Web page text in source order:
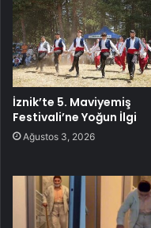
İznik’te 5. Maviyemiş
Festivali’ne Yoğun İlgi
Ağustos 3, 2026